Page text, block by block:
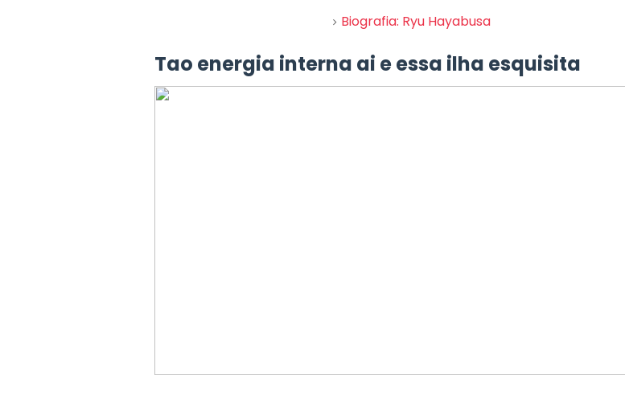
Biografia: Ryu Hayabusa
Tao energia interna ai e essa ilha esquisita